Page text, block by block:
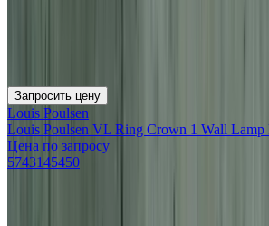
Запросить цену
Louis Poulsen
Louis Poulsen VL Ring Crown 1 Wall Lamp
Цена по запросу
5743145450